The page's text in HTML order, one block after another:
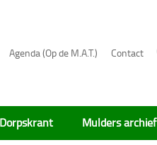
Agenda (Op de M.A.T.) Contact
Dorpskrant Mulders archief